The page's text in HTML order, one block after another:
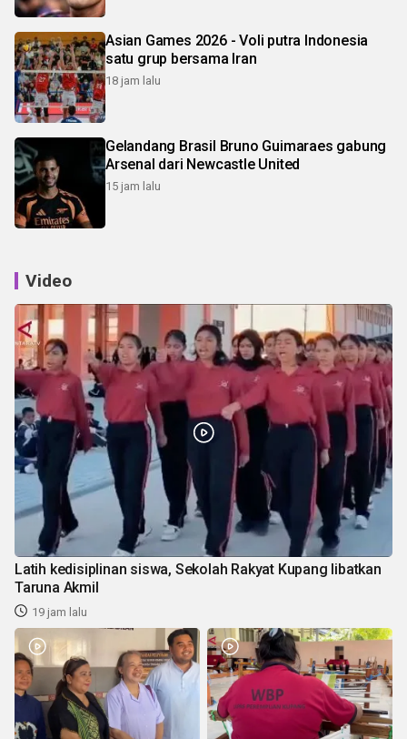
Asian Games 2026 - Voli putra Indonesia
satu grup bersama Iran
18 jam lalu
Gelandang Brasil Bruno Guimaraes gabung
Arsenal dari Newcastle United
15 jam lalu
Video
Latih kedisiplinan siswa, Sekolah Rakyat Kupang libatkan
Taruna Akmil
19 jam lalu